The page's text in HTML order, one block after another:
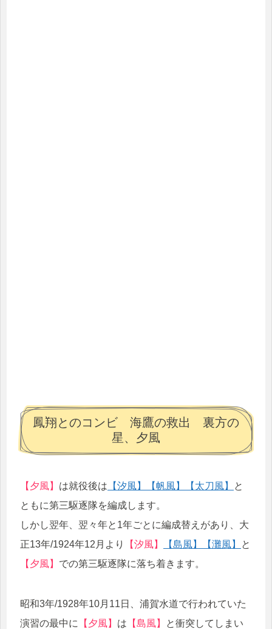
鳳翔とのコンビ 海鷹の救出 裏方の
星、夕風
【夕風】 は就役後は 【汐風】 【帆風】 【太刀風】
と
ともに第三駆逐隊を編成します。
しかし翌年、翌々年と1年ごとに編成替えがあり、大
正13年/1924年12月より
【汐風】 【島風】 【灘風】
と
【夕風】 での第三駆逐隊に落ち着きます。
昭和3年/1928年10月11日、浦賀水道で行われていた
演習の最中に
【夕風】 は 【島風】
と衝突してしまい